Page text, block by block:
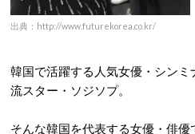
出典：http://www.futurekorea.co.kr/
韓国で活躍する人気女優・シン
流スター・ソジソプ。
そんな韓国を代表する女優・俳